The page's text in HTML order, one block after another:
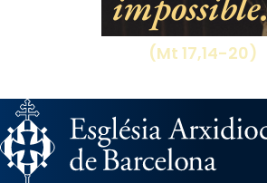
del temple amb les relíquies
Des de 1985 hi participa
diablesses amb música i ball
«Si vols saber què és calor,
Santes a Mataró»🥵.
Photo
(Mt 17,14-20)